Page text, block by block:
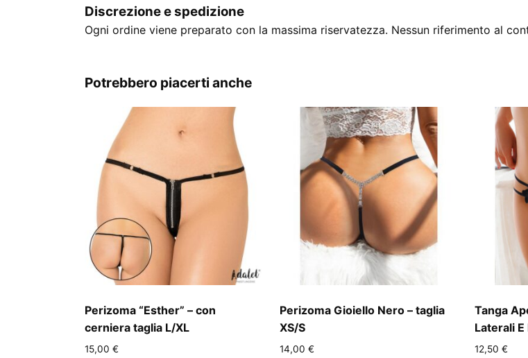
Discrezione e spedizione
Ogni ordine viene preparato con la massima riservatezza. Nessun riferimento al
Potrebbero piacerti anche
Perizoma “Esther” – con
cerniera taglia L/XL
15,00 €
Perizoma Gioiello Nero – taglia
XS/S
14,00 €
Tanga
Laterali E
12,50 €